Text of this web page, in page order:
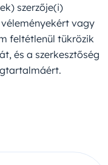
szerzője(i)
vagy
feltétlenül tükrözik
és a szerkesztőség